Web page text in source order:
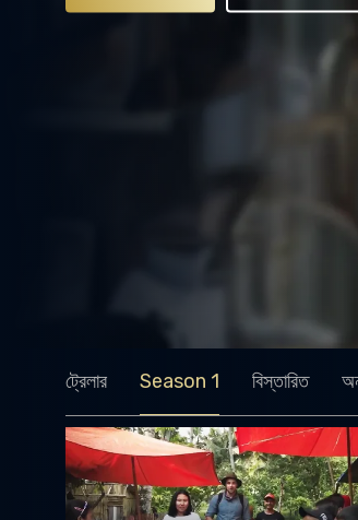
ট্রেলার Season 1 বিস্তারিত